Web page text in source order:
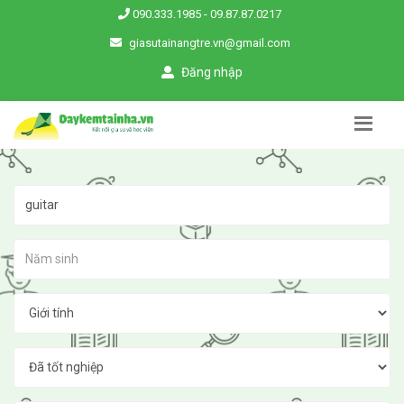
090.333.1985 - 09.87.87.0217
giasutainangtre.vn@gmail.com
Đăng nhập